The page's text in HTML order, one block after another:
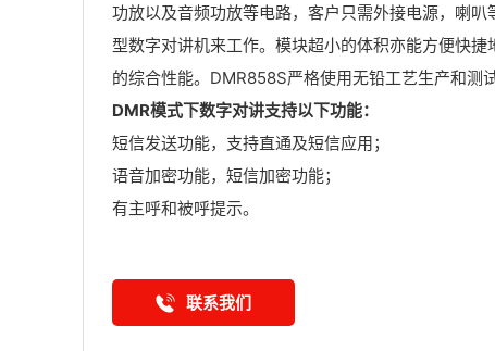
功放以及音频功放等电路，客户只需外接电源，喇
型数字对讲机来工作。模块超小的体积亦能方便快
的综合性能。DMR858S严格使用无铅工艺生产和测
DMR模式下数字对讲支持以下功能：
短信发送功能，支持直通及短信应用；
语音加密功能，短信加密功能；
有主呼和被呼提示。
联系我们